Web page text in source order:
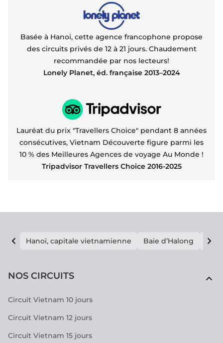
Basée à Hanoi, cette agence francophone propose
des circuits privés de 12 à 21 jours. Chaudement
recommandée par nos lecteurs!
Lonely Planet, éd. française 2013–2024
Lauréat du prix "Travellers Choice" pendant 8 années
consécutives, Vietnam Découverte figure parmi les
10 % des Meilleures Agences de voyage Au Monde !
Tripadvisor Travellers Choice 2016-2025
Hanoï, capitale vietnamienne Baie d’Halong E
NOS CIRCUITS
Circuit Vietnam 10 jours
Circuit Vietnam 12 jours
Circuit Vietnam 15 jours